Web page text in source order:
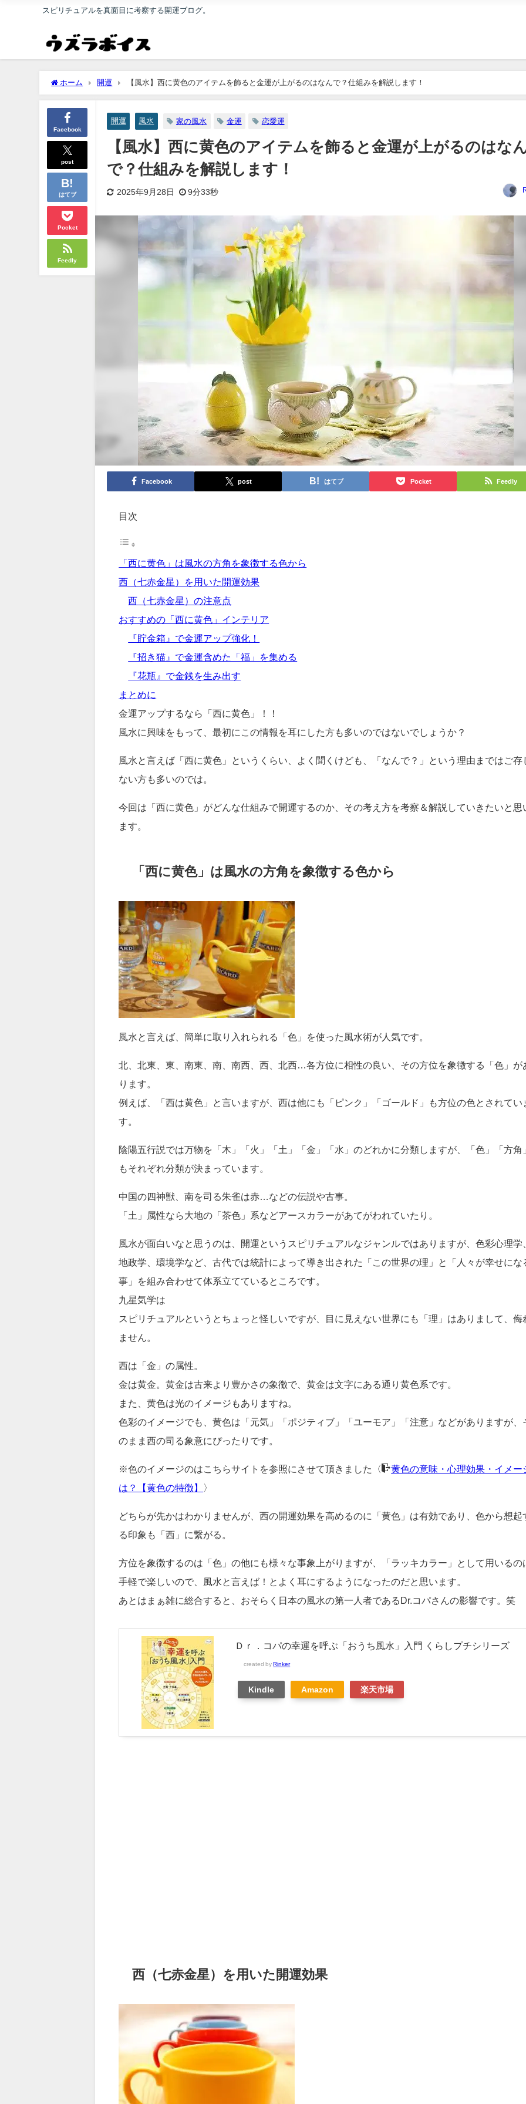
スピリチュアルを真面目に考察する開運ブログ。
ホーム 開運 【風水】西に黄色のアイテムを飾ると金運が上がるのはなんで？仕組みを解説します！
Facebook
post
はてブ
Pocket
Feedly
開運 風水 家の風水 金運 恋愛運
【風水】西に黄色のアイテムを飾ると金運が上がるのはな
で？仕組みを解説します！
2025年9月28日 9分33秒
Facebook post はてブ Pocket Feedly
目次
「西に黄色」は風水の方角を象徴する色から
西（七赤金星）を用いた開運効果
西（七赤金星）の注意点
おすすめの「西に黄色」インテリア
『貯金箱』で金運アップ強化！
『招き猫』で金運含めた「福」を集める
『花瓶』で金銭を生み出す
まとめに
金運アップするなら「西に黄色」！！
風水に興味をもって、最初にこの情報を耳にした方も多いのではないでしょうか？
風水と言えば「西に黄色」というくらい、よく聞くけども、「なんで？」という理由まではご存
ない方も多いのでは。
今回は「西に黄色」がどんな仕組みで開運するのか、その考え方を考察＆解説していきたいと思
ます。
「西に黄色」は風水の方角を象徴する色から
風水と言えば、簡単に取り入れられる「色」を使った風水術が人気です。
北、北東、東、南東、南、南西、西、北西…各方位に相性の良い、その方位を象徴する「色」が
ります。
例えば、「西は黄色」と言いますが、西は他にも「ピンク」「ゴールド」も方位の色とされてい
す。
陰陽五行説では万物を「木」「火」「土」「金」「水」のどれかに分類しますが、「色」「方角
もそれぞれ分類が決まっています。
中国の四神獣、南を司る朱雀は赤…などの伝説や古事。
「土」属性なら大地の「茶色」系などアースカラーがあてがわれていたり。
風水が面白いなと思うのは、開運というスピリチュアルなジャンルではありますが、色彩心理学
地政学、環境学など、古代では統計によって導き出された「この世界の理」と「人々が幸せにな
事」を組み合わせて体系立てているところです。
九星気学は
スピリチュアルというとちょっと怪しいですが、目に見えない世界にも「理」はありまして、侮
ません。
西は「金」の属性。
金は黄金。黄金は古来より豊かさの象徴で、黄金は文字にある通り黄色系です。
また、黄色は光のイメージもありますね。
色彩のイメージでも、黄色は「元気」「ポジティブ」「ユーモア」「注意」などがありますが、
のまま西の司る象意にぴったりです。
※色のイメージのはこちらサイトを参照にさせて頂きました〈
黄色の意味・心理効果・イメー
は？【黄色の特徴】
〉
どちらが先かはわかりませんが、西の開運効果を高めるのに「黄色」は有効であり、色から想起
る印象も「西」に繋がる。
方位を象徴するのは「色」の他にも様々な事象上がりますが、「ラッキカラー」として用いるの
手軽で楽しいので、風水と言えば！とよく耳にするようになったのだと思います。
あとはまぁ雑に総合すると、おそらく日本の風水の第一人者であるDr.コパさんの影響です。笑
Ｄｒ．コパの幸運を呼ぶ「おうち風水」入門 くらしプチシリーズ
created by Rinker
Kindle Amazon 楽天市場
西（七赤金星）を用いた開運効果